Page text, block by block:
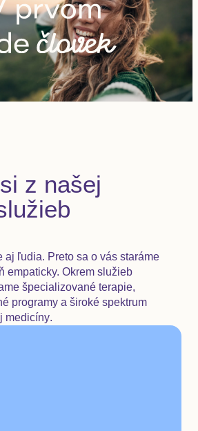
z našej
aj ľudia. Preto sa o vás staráme
empaticky. Okrem služieb
špecializované terapie,
programy a široké spektrum
medicíny.